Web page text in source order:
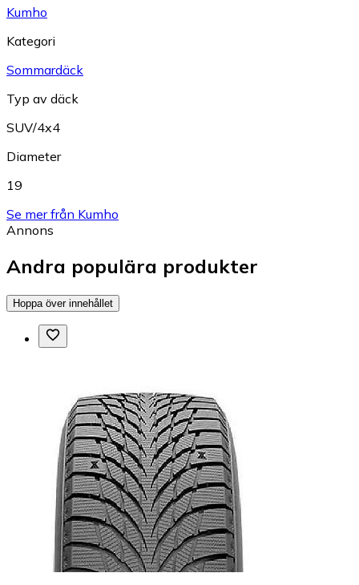
Kumho
Kategori
Sommardäck
Typ av däck
SUV/4x4
Diameter
19
Se mer från Kumho
Annons
Andra populära produkter
Hoppa över innehållet